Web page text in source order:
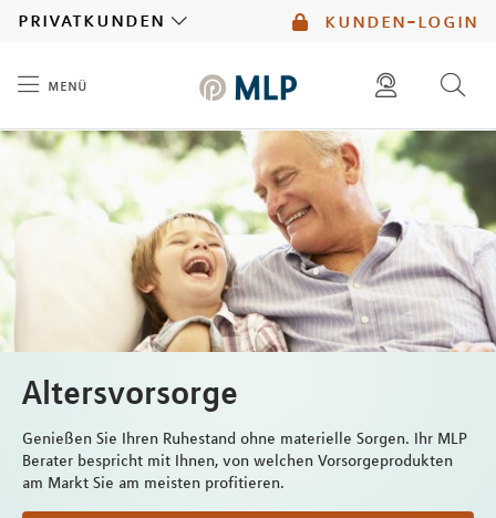
kunden-login
privatkunden
menü
kontakt
service
diese website durchsuchen
mlp berater finden
Inhalt
Altersvorsorge
Genießen Sie Ihren Ruhestand ohne materielle Sorgen. Ihr MLP
Berater bespricht mit Ihnen, von welchen Vorsorgeprodukten
am Markt Sie am meisten profitieren.